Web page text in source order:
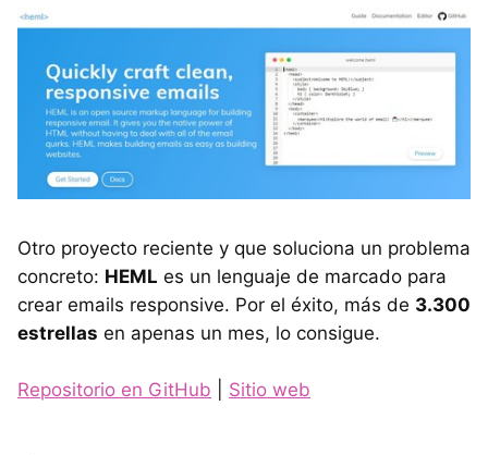
Otro proyecto reciente y que soluciona un problema
concreto: HEML es un lenguaje de marcado para
crear emails responsive. Por el éxito, más de 3.300
estrellas en apenas un mes, lo consigue.
Repositorio en GitHub Sitio web